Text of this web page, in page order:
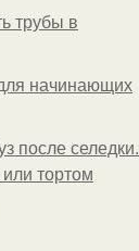
трубы в
начинающих
после селедки.
тортом